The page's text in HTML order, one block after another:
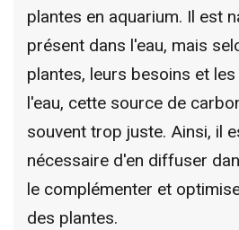
plantes en aquarium. Il est
présent dans l'eau, mais
plantes, leurs besoins et
l'eau, cette source de
souvent trop juste. Ainsi, il
nécessaire d'en diffuser
le complémenter et
des plantes.